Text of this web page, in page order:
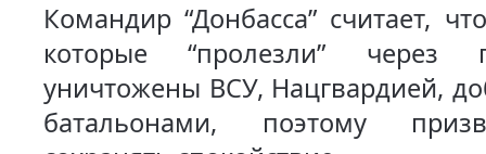
Командир “Донбасса” считает,
которые “пролезли” через
уничтожены ВСУ, Нацгвардией,
батальонами, поэтому